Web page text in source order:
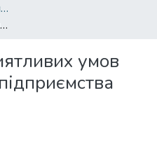
ОПП "Управління персоналом"
Формування сприятливих умов праці персоналу підприємства
умов